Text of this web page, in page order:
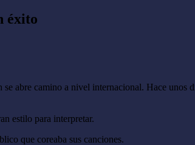
éxito
abre camino a nivel internacional. Hace unos
estilo para interpretar.
que coreaba sus canciones.